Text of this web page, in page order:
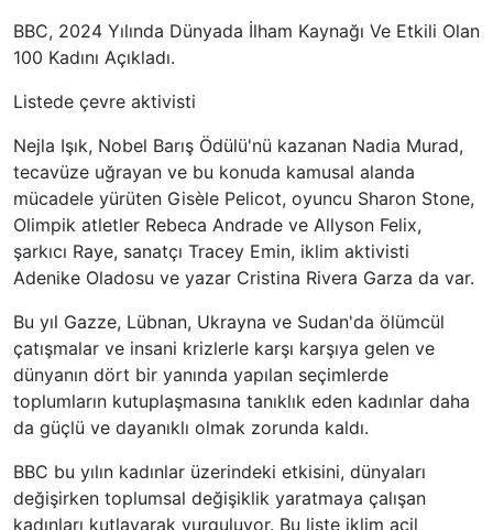
BBC, 2024 Yılında Dünyada İlham Kaynağı Ve Etkili Olan
100 Kadını Açıkladı.
Listede çevre aktivisti
Nejla Işık, Nobel Barış Ödülü'nü kazanan Nadia Murad,
tecavüze uğrayan ve bu konuda kamusal alanda
mücadele yürüten Gisèle Pelicot, oyuncu Sharon Stone,
Olimpik atletler Rebeca Andrade ve Allyson Felix,
şarkıcı Raye, sanatçı Tracey Emin, iklim aktivisti
Adenike Oladosu ve yazar Cristina Rivera Garza da var.
Bu yıl Gazze, Lübnan, Ukrayna ve Sudan'da ölümcül
çatışmalar ve insani krizlerle karşı karşıya gelen ve
dünyanın dört bir yanında yapılan seçimlerde
toplumların kutuplaşmasına tanıklık eden kadınlar daha
da güçlü ve dayanıklı olmak zorunda kaldı.
BBC bu yılın kadınlar üzerindeki etkisini, dünyaları
değişirken toplumsal değişiklik yaratmaya çalışan
kadınları kutlayarak vurguluyor. Bu liste iklim acil